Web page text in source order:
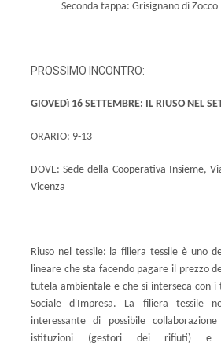
Seconda tappa: Grisignano di Zocco
PROSSIMO INCONTRO:
GIOVEDì 16 SETTEMBRE: IL RIUSO NEL
ORARIO: 9-13
DOVE: Sede della Cooperativa Insieme,
Vicenza
Riuso nel tessile: la filiera tessile è uno
lineare che sta facendo pagare il prezzo
tutela ambientale e che si interseca con i
Sociale d'Impresa. La filiera tessile
interessante di possibile
istituzioni (gestori dei rifiuti) e